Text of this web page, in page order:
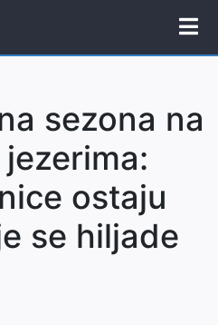
sezona na
ostaju
se hiljade